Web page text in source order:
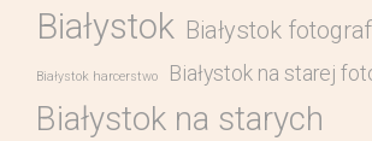
Białystok Białystok
Białystok harcerstwo Białystok na starej
Białystok na starych